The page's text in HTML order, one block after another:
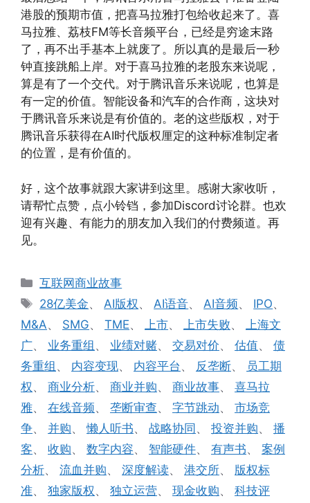
港股的预期市值，把喜马拉雅打包给收起来了。喜
马拉雅、荔枝FM等长音频平台，已经是穷途末路
了，再不出手基本上就废了。所以真的是最后一秒
钟直接跳船上岸。对于喜马拉雅的老股东来说呢，
算是有了一个交代。对于腾讯音乐来说呢，也算是
有一定的价值。智能设备和汽车的合作商，这块对
于腾讯音乐来说是有价值的。老的这些版权，对于
腾讯音乐获得在AI时代版权厘定的这种标准制定者
的位置，是有价值的。
好，这个故事就跟大家讲到这里。感谢大家收听，
请帮忙点赞，点小铃铛，参加Discord讨论群。也欢
迎有兴趣、有能力的朋友加入我们的付费频道。再
见。
分
类
互联网商业故事
标
签
28亿美金、 AI版权 、 AI语音、 AI音频、 IPO、
M&A、 SMG、 TME、 上市、 上市失败、
上海文
广、 业务重组 、 业绩对赌、 交易对价、 估值、 债
务重组 、 内容变现、 内容平台 、 反垄断、
员工期
权 、 商业分析、 商业并购、 商业故事、 喜马拉
雅、 在线音频、 垄断审查、 字节跳动、 市场竞
争、 并购、懒人听书、 战略协同、 投资并购、 播
客、 收购、 数字内容、 智能硬件、 有声书、 案例
分析、 流血并购、 深度解读、 港交所、 版权标
准、 独家版权 、 独立运营、 现金收购、 科技评